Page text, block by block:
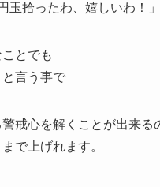
玉拾ったわ、嬉しいわ！」
とでも
言う事で
戒心を解くことが出来る
で上げれます。